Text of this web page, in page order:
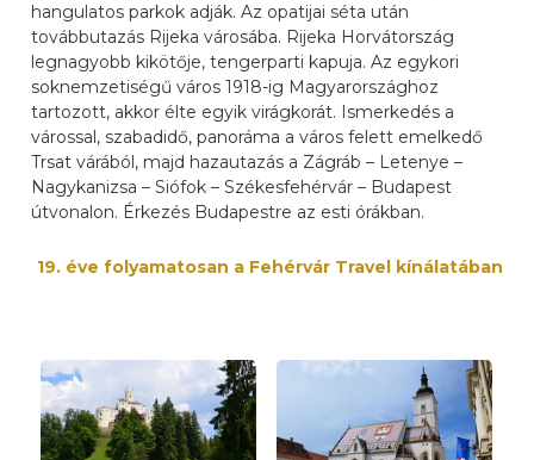
hangulatos parkok adják. Az opatijai séta után
továbbutazás Rijeka városába. Rijeka Horvátország
legnagyobb kikötője, tengerparti kapuja. Az egykori
soknemzetiségű város 1918-ig Magyarországhoz
tartozott, akkor élte egyik virágkorát. Ismerkedés a
várossal, szabadidő, panoráma a város felett emelkedő
Trsat várából, majd hazautazás a Zágráb – Letenye –
Nagykanizsa – Siófok – Székesfehérvár – Budapest
útvonalon. Érkezés Budapestre az esti órákban.
19. éve folyamatosan a Fehérvár Travel kínálatában